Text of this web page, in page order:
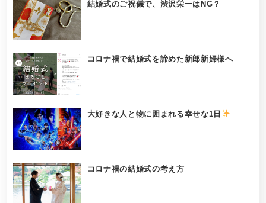
結婚式のご祝儀で、渋沢栄一はNG？
コロナ禍で結婚式を諦めた新郎新婦様へ
大好きな人と物に囲まれる幸せな1日
コロナ禍の結婚式の考え方